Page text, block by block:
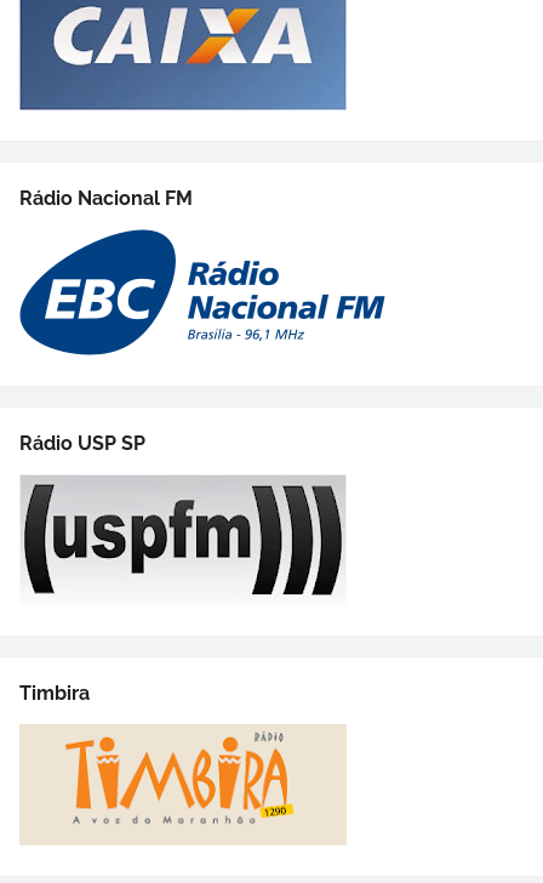
Rádio Nacional FM
Rádio USP SP
Timbira